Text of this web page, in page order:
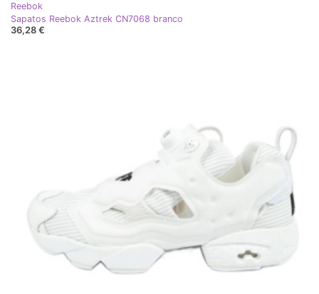
Reebok
Sapatos Reebok Aztrek CN7068 branco
36,28 €